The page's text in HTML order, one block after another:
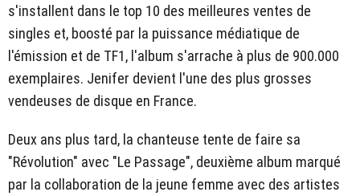
s'installent dans le top 10 des meilleures ventes de
singles et, boosté par la puissance médiatique de
l'émission et de TF1, l'album s'arrache à plus de 900.000
exemplaires. Jenifer devient l'une des plus grosses
vendeuses de disque en France.
Deux ans plus tard, la chanteuse tente de faire sa
"Révolution" avec "Le Passage", deuxième album marqué
par la collaboration de la jeune femme avec des artistes